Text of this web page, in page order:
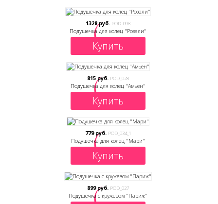
1328 руб. POD_098
Подушечка для колец "Розали"
Купить
815 руб. POD_028
Подушечка для колец "Амьен"
Купить
779 руб. POD_034_1
Подушечка для колец "Мари"
Купить
899 руб. POD_027
Подушечка с кружевом "Париж"